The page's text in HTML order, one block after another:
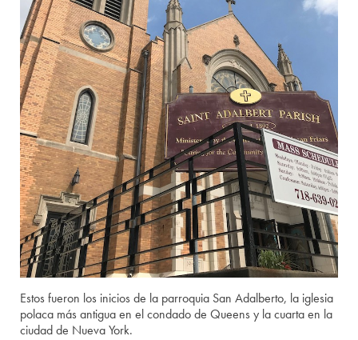
Estos fueron los inicios de la parroquia San Adalberto, la iglesia
polaca más antigua en el condado de Queens y la cuarta en la
ciudad de Nueva York.